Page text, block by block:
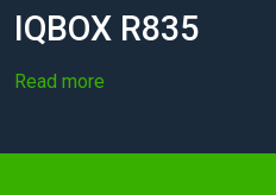
IQBOX R835
Read more